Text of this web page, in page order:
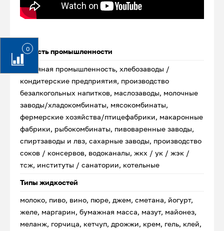
0
Область промышленности
нефтяная промышленность, хлебозаводы /
кондитерские предприятия, производство
безалкогольных напитков, маслозаводы, молочные
заводы/хладокомбинаты, мясокомбинаты,
фермерские хозяйства/птицефабрики, макаронные
фабрики, рыбокомбинаты, пивоваренные заводы,
спиртзаводы и лвз, сахарные заводы, производство
соков / консервов, водоканалы, жкх / ук / жэк /
тсж, институты / санатории, котельные
Типы жидкостей
молоко, пиво, вино, пюре, джем, сметана, йогурт,
желе, маргарин, бумажная масса, мазут, майонез,
меланж, горчица, кетчуп, дрожжи, крем, гель, клей,